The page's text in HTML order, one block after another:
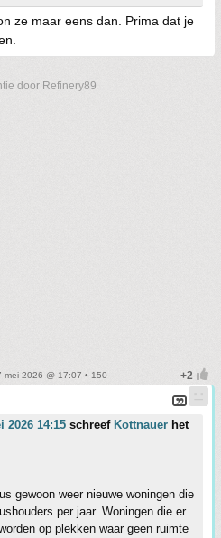
ze maar eens dan. Prima dat je
door Refinery89
mei 2026 @ 17:07 • 150
2026 14:15 schreef Kottnauer het
gewoon weer nieuwe woningen die
per jaar. Woningen die er
op plekken waar geen ruimte